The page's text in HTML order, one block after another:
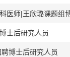
医师|王欣璐课题组
士后研究人员
博士后研究人员